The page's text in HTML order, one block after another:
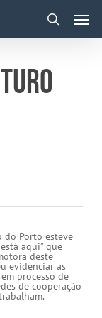
do Porto esteve
aqui” que
deste
evidenciar as
processo de
de cooperação